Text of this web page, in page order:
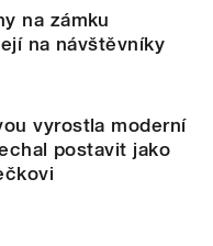
na zámku
na návštěvníky
vyrostla moderní
postavit jako